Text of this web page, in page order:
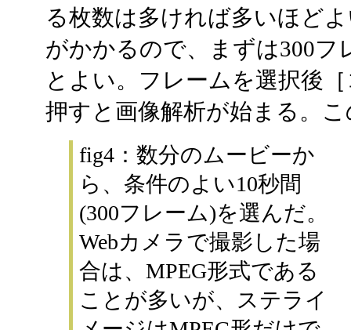
る枚数は多ければ多いほど
がかかるので、まずは300フ
とよい。フレームを選択後
押すと画像解析が始まる。
fig4：数分のムービーか
ら、条件のよい10秒間
(300フレーム)を選んだ。
Webカメラで撮影した場
合は、MPEG形式である
ことが多いが、ステライ